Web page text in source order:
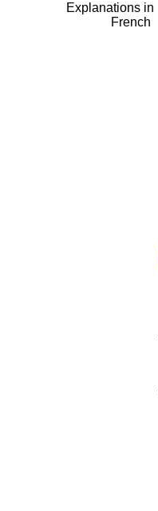
Explanations in
French